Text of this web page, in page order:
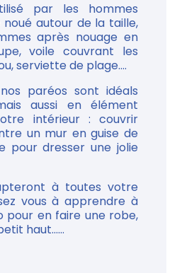
par les hommes
autour de la taille,
après nouage en
voile couvrant les
serviette de plage....
paréos sont idéals
aussi en élément
intérieur : couvrir
un mur en guise de
pour dresser une jolie
à toutes votre
vous à apprendre à
pour en faire une robe,
haut......